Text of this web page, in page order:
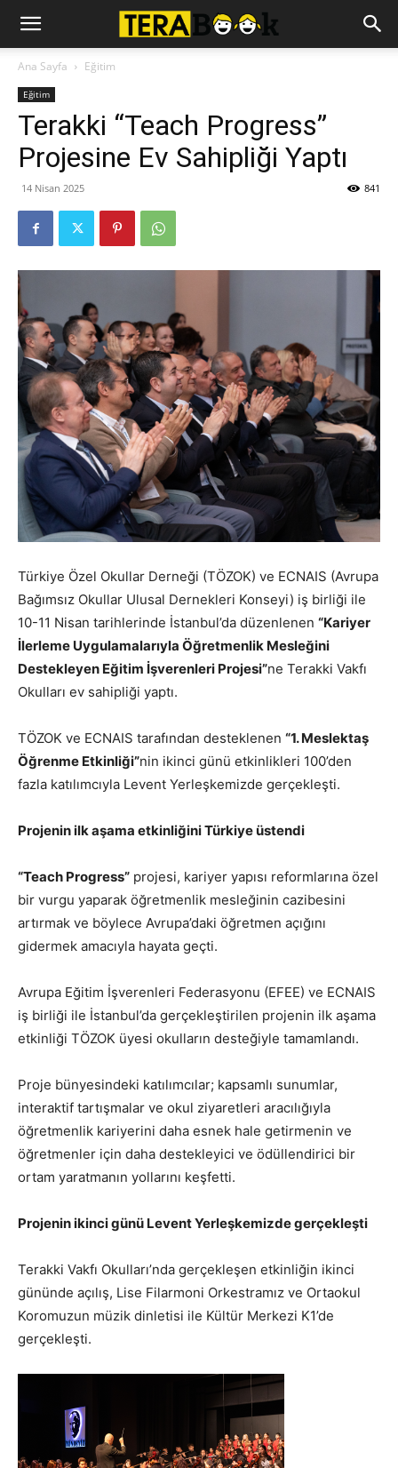
Ana Sayfa Eğitim
Eğitim
Terakki “Teach Progress”
Projesine Ev Sahipliği Yaptı
14 Nisan 2025 841
Türkiye Özel Okullar Derneği (TÖZOK) ve ECNAIS (Avrupa
Bağımsız Okullar Ulusal Dernekleri Konseyi) iş birliği ile
10-11 Nisan tarihlerinde İstanbul’da düzenlenen “Kariyer
İlerleme Uygulamalarıyla Öğretmenlik Mesleğini
Destekleyen Eğitim İşverenleri Projesi”ne Terakki Vakfı
Okulları ev sahipliği yaptı.
TÖZOK ve ECNAIS tarafından desteklenen “1. Meslektaş
Öğrenme Etkinliği”nin ikinci günü etkinlikleri 100’den
fazla katılımcıyla Levent Yerleşkemizde gerçekleşti.
Projenin ilk aşama etkinliğini Türkiye üstendi
“Teach Progress” projesi, kariyer yapısı reformlarına özel
bir vurgu yaparak öğretmenlik mesleğinin cazibesini
artırmak ve böylece Avrupa’daki öğretmen açığını
gidermek amacıyla hayata geçti.
Avrupa Eğitim İşverenleri Federasyonu (EFEE) ve ECNAIS
iş birliği ile İstanbul’da gerçekleştirilen projenin ilk aşama
etkinliği TÖZOK üyesi okulların desteğiyle tamamlandı.
Proje bünyesindeki katılımcılar; kapsamlı sunumlar,
interaktif tartışmalar ve okul ziyaretleri aracılığıyla
öğretmenlik kariyerini daha esnek hale getirmenin ve
öğretmenler için daha destekleyici ve ödüllendirici bir
ortam yaratmanın yollarını keşfetti.
Projenin ikinci günü Levent Yerleşkemizde gerçekleşti
Terakki Vakfı Okulları’nda gerçekleşen etkinliğin ikinci
gününde açılış, Lise Filarmoni Orkestramız ve Ortaokul
Koromuzun müzik dinletisi ile Kültür Merkezi K1’de
gerçekleşti.